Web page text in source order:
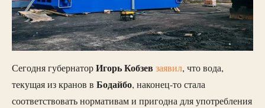
Сегодня губернаторИгорь Кобзев заявил, что вода,
текущая из кранов в Бодайбо, наконец-то стала
соответствовать нормативам и пригодна для употребления